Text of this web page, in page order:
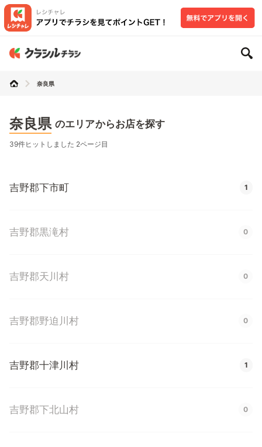
奈良県
奈良県 のエリアからお店を探す
39件ヒットしました 2ページ目
吉野郡下市町 1
吉野郡黒滝村 0
吉野郡天川村 0
吉野郡野迫川村 0
吉野郡十津川村 1
吉野郡下北山村 0